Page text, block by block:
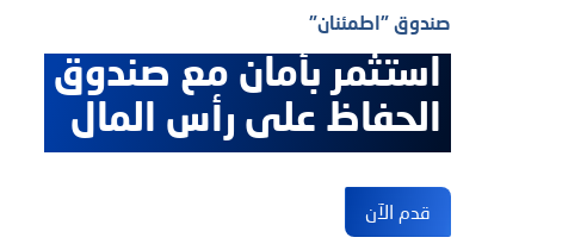
صندوق "اطمئنان"
استثمر بأمان مع صندوق
الحفاظ على رأس المال
قدم الآن